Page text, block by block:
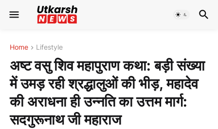
Home Lifestyle
अष्ट वसु शिव महापुराण कथा: बड़ी संख्या
में उमड़ रही श्रद्धालुओं की भीड़, महादेव
की अराधना ही उन्नति का उत्तम मार्ग:
सदगुरूनाथ जी महाराज